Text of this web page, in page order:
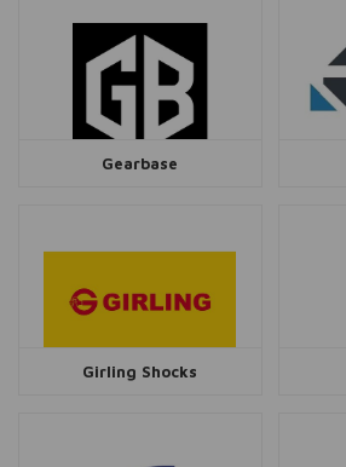
Gearbase
Girling Shocks